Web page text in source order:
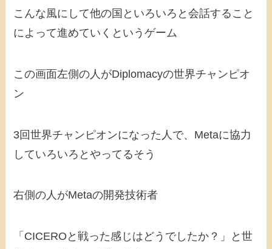
こんな風にして他の国といろいろと会話すること
によって進めていくというゲーム
この画面左側の人がDiplomacyの世界チャンピオ
ン
3回世界チャンピオンになった人で、Metaに協力
していろいろとやってるそう
右側の人がMetaの開発技術者
「CICEROと戦った感じはどうでしたか？」と世